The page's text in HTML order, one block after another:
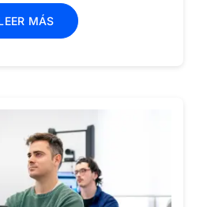
MÁS